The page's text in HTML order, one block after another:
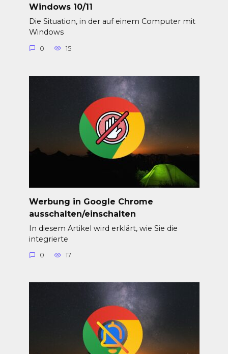
Windows 10/11
Die Situation, in der auf einem Computer mit
Windows
0 15
Werbung in Google Chrome
ausschalten/einschalten
In diesem Artikel wird erklärt, wie Sie die
integrierte
0 17